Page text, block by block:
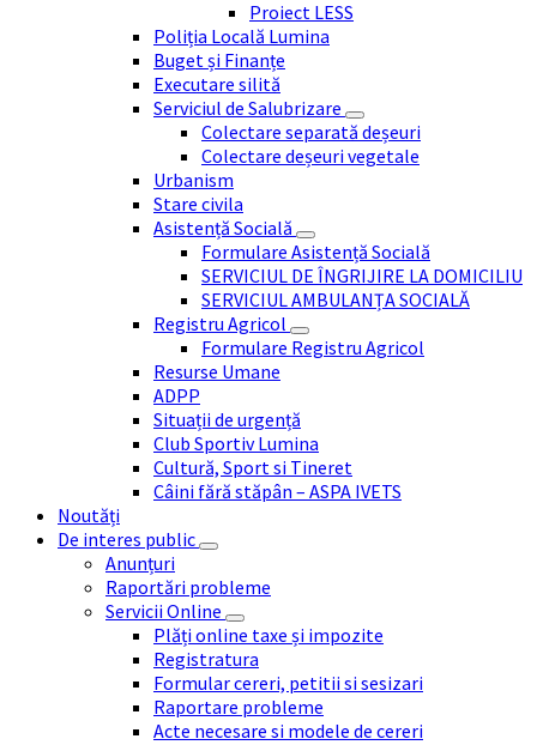
Proiect LESS
Poliția Locală Lumina
Buget și Finanțe
Executare silită
Serviciul de Salubrizare
Colectare separată deșeuri
Colectare deșeuri vegetale
Urbanism
Stare civila
Asistență Socială
Formulare Asistență Socială
SERVICIUL DE ÎNGRIJIRE LA DOMICILIU
SERVICIUL AMBULANȚA SOCIALĂ
Registru Agricol
Formulare Registru Agricol
Resurse Umane
ADPP
Situații de urgență
Club Sportiv Lumina
Cultură, Sport si Tineret
Câini fără stăpân – ASPA IVETS
Noutăți
De interes public
Anunțuri
Raportări probleme
Servicii Online
Plăți online taxe și impozite
Registratura
Formular cereri, petitii si sesizari
Raportare probleme
Acte necesare si modele de cereri